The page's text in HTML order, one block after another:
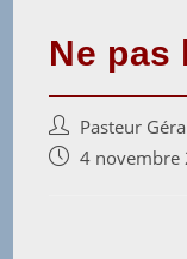
Ne
Auteur/autrice
de
Pasteur
Post4 novembre